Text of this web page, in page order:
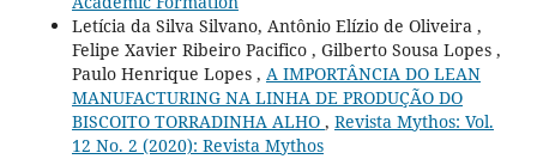
Letícia da Silva Silvano, Antônio Elízio de Oliveira ,
Felipe Xavier Ribeiro Pacifico , Gilberto Sousa Lopes ,
Paulo Henrique Lopes , A IMPORTÂNCIA DO LEAN
MANUFACTURING NA LINHA DE PRODUÇÃO DO
BISCOITO TORRADINHA ALHO , Revista Mythos: Vol.
12 No. 2 (2020): Revista Mythos